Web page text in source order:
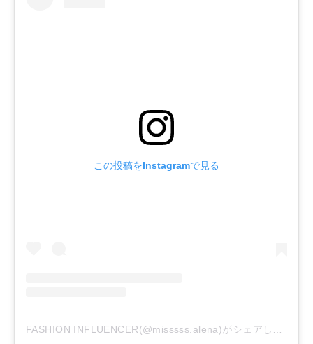
この投稿をInstagramで見る